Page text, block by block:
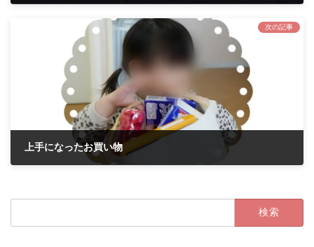
次の記事
上手になったお買い物
検